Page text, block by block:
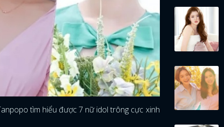
tìm hiểu được 7 nữ idol trông cực xinh